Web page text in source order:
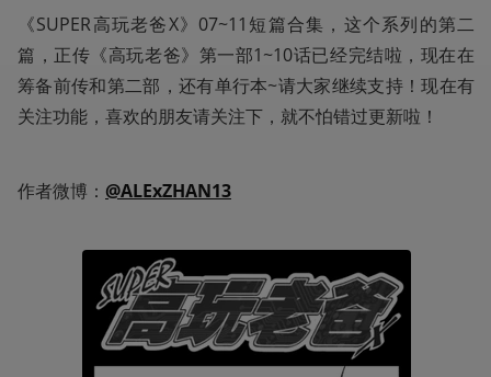
《SUPER高玩老爸X》07~11短篇合集，这个系列的第二
篇，正传《高玩老爸》第一部1~10话已经完结啦，现在在
筹备前传和第二部，还有单行本~请大家继续支持！现在有
关注功能，喜欢的朋友请关注下，就不怕错过更新啦！
作者微博： @ALExZHAN13